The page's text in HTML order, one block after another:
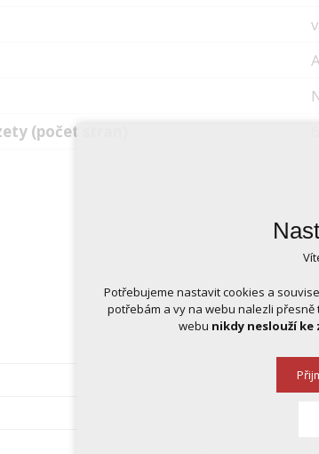
(počet stran)
Potřebujeme nastavit cookies a
potřebám a vy na webu nalezli
webu nikdy neslouží